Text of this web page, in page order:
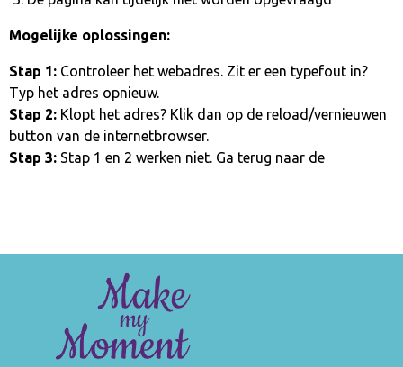
Mogelijke oplossingen:
Stap 1: Controleer het webadres. Zit er een typefout in?
Typ het adres opnieuw.
Stap 2: Klopt het adres? Klik dan op de reload/vernieuwen
button van de internetbrowser.
Stap 3: Stap 1 en 2 werken niet. Ga terug naar de